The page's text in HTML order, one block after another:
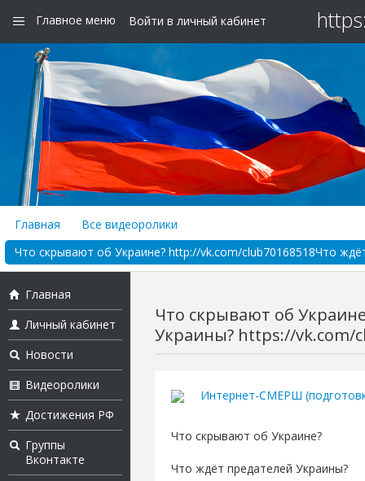
Главное меню Войти в личный кабинет
Главная
Все видеоролики
Что скрывают об Украине? http://vk.com/club70168518Что
Главная
Личный кабинет
Новости
Видеоролики
Достижения РФ
Группы
Вконтакте
Что скрывают об
Украины? https://vk.com/
Интернет-СМЕРШ
Что скрывают об Украине?
Что ждёт предателей Украины?